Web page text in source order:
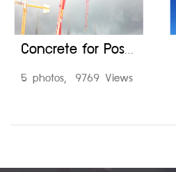
Concrete for Post Tension Slab
5 photos, 9769 Views